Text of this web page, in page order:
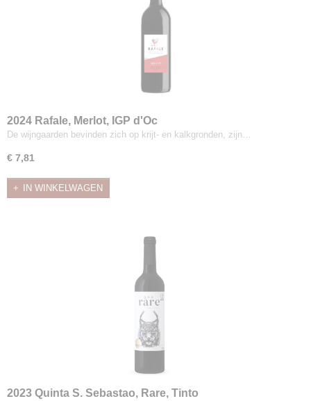
2024 Rafale, Merlot, IGP d'Oc
De wijngaarden bevinden zich op krijt- en kalkgronden, zijn…
€ 7,81
IN WINKELWAGEN
2023 Quinta S. Sebastao, Rare, Tinto